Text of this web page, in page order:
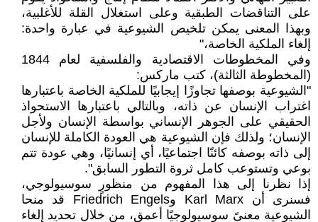
على التناقضات الطبقية وعلى استغلال القلة للأغلبية،
وبهذا المعنى يمكن تلخيص الشيوعية في عبارة واحدة:
إلغاء الملكية الخاصة،"
وفي المخطوطات الاقتصادية والفلسفية لعام 1844
(المخطوطة الثالثة)، كتب ماركس:
"الشيوعية بوصفها تجاوزًا إيجابيًا للملكية الخاصة باعتبارها
اغتراب الإنسان عن ذاته، وبالتالي باعتبارها الاستحواذ
الحقيقي على الجوهر الإنساني بواسطة الإنسان ولأجل
الإنسان؛ ولذلك فإن الشيوعية هي العودة الكاملة للإنسان
إلى ذاته بوصفه كائنًا اجتماعيًا، أي إنسانيًا، وهي عودة تتم
بوعي وتستوعب كامل ثروة التطور السابق".
إذا نظرنا إلى هذا المفهوم من منظورٍ سوسيولوجي،
فسنرى أن Karl Marx وFriedrich Engels قد منحا
الشيوعية معنىً سوسيولوجيًا أعمق، من خلال تحديد إلغاء